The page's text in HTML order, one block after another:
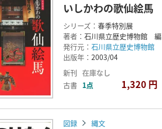
いしかわの歌仙絵馬
シリーズ： 春季特別展
著者： 石川県立歴史博物館 編
発行元： 石川県立歴史博物館
出版年： 2003/04
新刊 在庫なし
古書 1点 1,320 円
図録 縄文